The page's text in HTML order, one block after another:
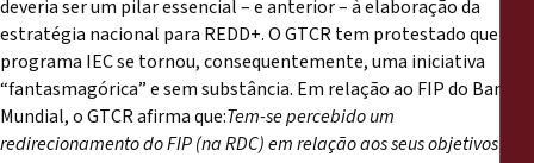
deveria ser um pilar essencial – e anterior – à elaboração da
estratégia nacional para REDD+. O GTCR tem protestado que o
programa IEC se tornou, consequentemente, uma iniciativa
“fantasmagórica” e sem substância. Em relação ao FIP do Banco
Mundial, o GTCR afirma que:Tem-se percebido um
redirecionamento do FIP (na RDC) em relação aos seus objetivos